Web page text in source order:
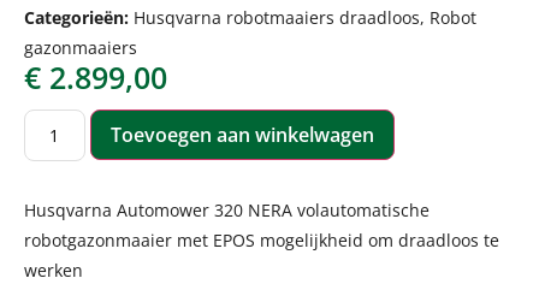
Categorieën: Husqvarna robotmaaiers draadloos, Robot
gazonmaaiers
€ 2.899,00
Toevoegen aan winkelwagen
Husqvarna Automower 320 NERA volautomatische
robotgazonmaaier met EPOS mogelijkheid om draadloos te
werken